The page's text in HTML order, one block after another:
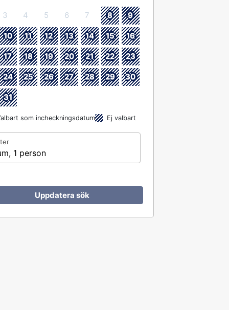
3 4 5 6 7 8 9
10 11 12 13 14 15 16
17 18 19 20 21 22 23
24 25 26 27 28 29 30
31
som incheckningsdatum Ej valbart
1 person
Uppdatera sök